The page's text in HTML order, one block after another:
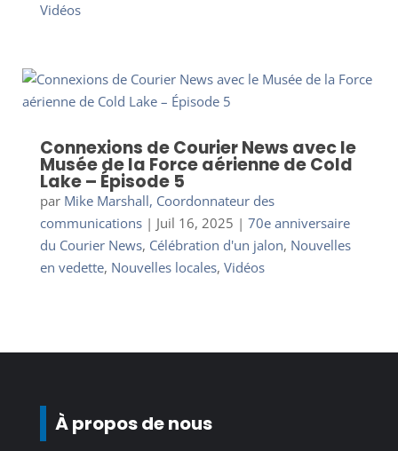
Vidéos
Connexions de Courier News avec le
Musée de la Force aérienne de Cold
Lake – Épisode 5
par Mike Marshall, Coordonnateur des
communications| Juil 16, 2025 | 70e anniversaire
du Courier News, Célébration d'un jalon, Nouvelles
en vedette, Nouvelles locales, Vidéos
À propos de nous